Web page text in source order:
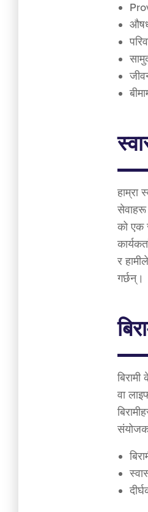
हाम्रा
सेवाहरू
को एक
र
गर्छन्।
वा